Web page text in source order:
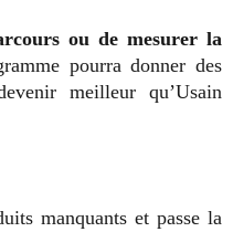
ou de mesurer la
pourra donner des
meilleur qu’Usain
manquants et passe la